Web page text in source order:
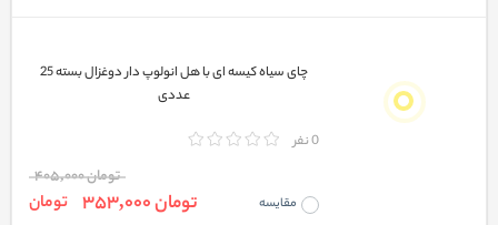
چای سیاه کیسه ای با هل انولوپ دار دوغزال بسته 25
عددی
0 نفر
مقایسه
تومان 405,000
تومان 353,000 تومان